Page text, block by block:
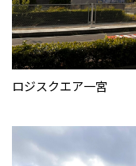
ロジスクエア一宮